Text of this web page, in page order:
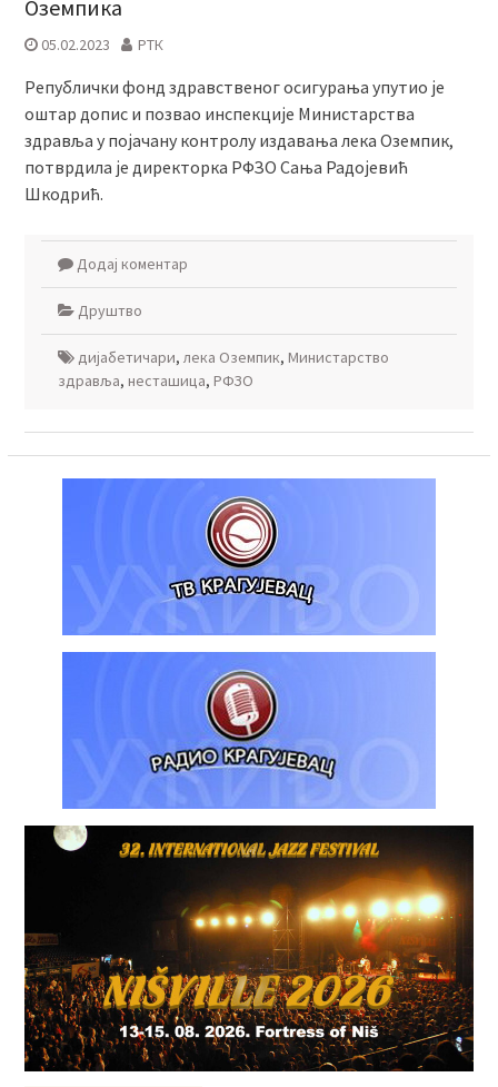
Оземпика
05.02.2023 РТК
Републички фонд здравственог осигурања упутио је
оштар допис и позвао инспекције Mинистарства
здравља у појачану контролу издавања лека Оземпик,
потврдила је директорка РФЗО Сања Радојевић
Шкодрић.
Додај коментар
Друштво
дијабетичари, лека Оземпик, Министарство
здравља, несташица, РФЗО